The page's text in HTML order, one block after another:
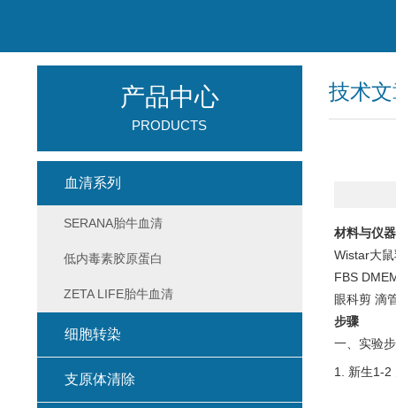
技术
材料与仪器
Wistar大
FBS
眼科剪 滴
步骤
一、实验
1. 新生1-2
产品中心
PRODUCTS
血清系列
SERANA胎牛血清
低内毒素胶原蛋白
ZETA LIFE胎牛血清
细胞转染
支原体清除